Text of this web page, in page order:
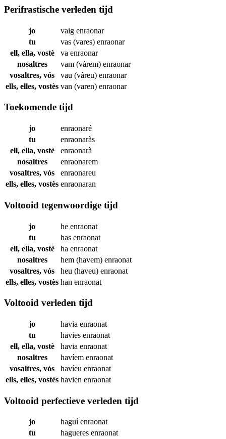
Perifrastische verleden tijd
jo vaig enraonar
tu
vas (vares) enraonar
ell, ella, vostè
va enraonar
nosaltres
vam (vàrem) enraonar
vosaltres, vós
vau (vàreu) enraonar
ells, elles, vostès van (varen) enraonar
Toekomende tijd
jo
enraonaré
tu
enraonaràs
ell, ella, vostè
enraonarà
nosaltres
enraonarem
vosaltres, vós
enraonareu
ells, elles, vostès enraonaran
Voltooid tegenwoordige tijd
jo he enraonat
tu
has enraonat
ell, ella, vostè
ha enraonat
nosaltres
hem (havem) enraonat
vosaltres, vós
heu (haveu) enraonat
ells, elles, vostès han enraonat
Voltooid verleden tijd
jo havia enraonat
tu
havies enraonat
ell, ella, vostè
havia enraonat
nosaltres
havíem enraonat
vosaltres, vós
havíeu enraonat
ells, elles, vostès havien enraonat
Voltooid perfectieve verleden tijd
jo haguíenraonat
tu
hagueres enraonat